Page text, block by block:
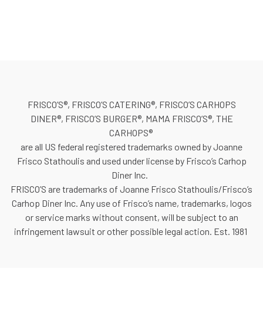
FRISCO’S®, FRISCO’S CATERING®, FRISCO’S CARHOPS
DINER®, FRISCO’S BURGER®, MAMA FRISCO’S®, THE
CARHOPS®
are all US federal registered trademarks owned by Joanne
Frisco Stathoulis and used under license by Frisco’s Carhop
Diner Inc.
FRISCO’S are trademarks of Joanne Frisco Stathoulis/Frisco’s
Carhop Diner Inc. Any use of Frisco’s name, trademarks, logos
or service marks without consent, will be subject to an
infringement lawsuit or other possible legal action. Est. 1981